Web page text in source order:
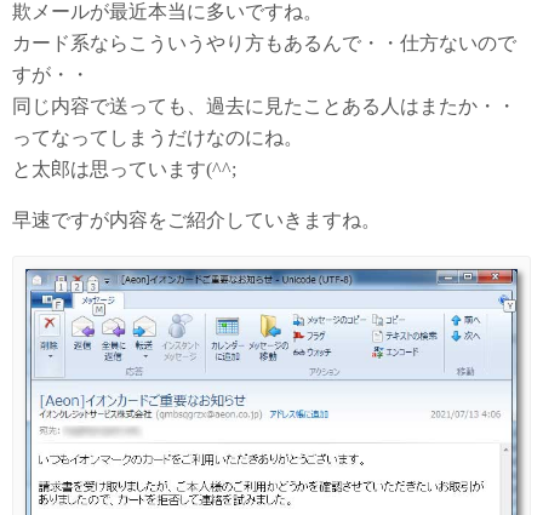
欺メールが最近本当に多いですね。
カード系ならこういうやり方もあるんで・・仕方ないので
すが・・
同じ内容で送っても、過去に見たことある人はまたか・・
ってなってしまうだけなのにね。
と太郎は思っています(^^;
早速ですが内容をご紹介していきますね。